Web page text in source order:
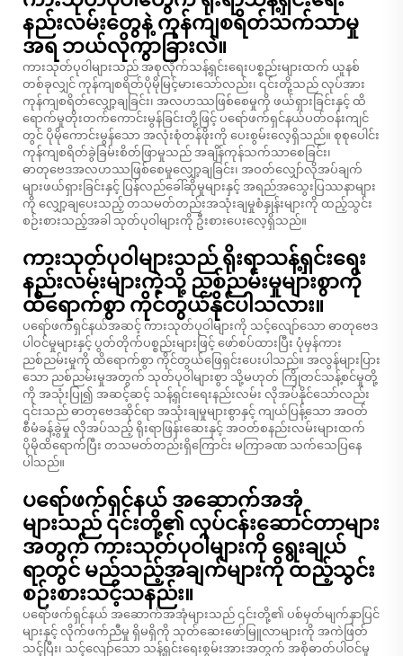
နည်းလမ်းတွေနဲ့ ကုန်ကျစရိတ်သက်သာမှု
အရ ဘယ်လိုကွာခြားလဲ။
ကားသုတ်ပုဝါများသည် အစုလိုက်သန့်ရှင်းရေးပစ္စည်းများထက် ယူနစ်
တစ်ခုလျှင် ကုန်ကျစရိတ်ပိုမိုမြင့်မားသော်လည်း၊ ၎င်းတို့သည် လုပ်အား
ကုန်ကျစရိတ်လျှော့ချခြင်း၊ အလဟဿဖြစ်စေမှုကို ဖယ်ရှားခြင်းနှင့် ထိ
ရောက်မှုတိုးတက်ကောင်းမွန်ခြင်းတို့ဖြင့် ပရော်ဖက်ရှင်နယ်ပတ်ဝန်းကျင်
တွင် ပိုမိုကောင်းမွန်သော အလုံးစုံတန်ဖိုးကို ပေးစွမ်းလေ့ရှိသည်။ စုစုပေါင်း
ကုန်ကျစရိတ်ခွဲခြမ်းစိတ်ဖြာမှုသည် အချိန်ကုန်သက်သာစေခြင်း၊
ဓာတုဗေဒအလဟဿဖြစ်စေမှုလျှော့ချခြင်း၊ အဝတ်လျှော်လိုအပ်ချက်
များဖယ်ရှားခြင်းနှင့် ပြန်လည်ခေါ်ဆိုမှုများနှင့် အရည်အသွေးပြဿနာများ
ကို လျှော့ချပေးသည့် တသမတ်တည်းအသုံးချမှုစံနှုန်းများကို ထည့်သွင်း
စဉ်းစားသည့်အခါ သုတ်ပုဝါများကို ဦးစားပေးလေ့ရှိသည်။
ကားသုတ်ပုဝါများသည် ရိုးရာသန့်ရှင်းရေး
နည်းလမ်းများကဲ့သို့ ညစ်ညမ်းမှုများစွာကို
ထိရောက်စွာ ကိုင်တွယ်နိုင်ပါသလား။
ပရော်ဖက်ရှင်နယ်အဆင့် ကားသုတ်ပုဝါများကို သင့်လျော်သော ဓာတုဗေဒ
ပါဝင်မှုများနှင့် ပွတ်တိုက်ပစ္စည်းများဖြင့် ဖော်စပ်ထားပြီး ပုံမှန်ကား
ညစ်ညမ်းမှုကို ထိရောက်စွာ ကိုင်တွယ်ဖြေရှင်းပေးပါသည်။ အလွန်များပြား
သော ညစ်ညမ်းမှုအတွက် သုတ်ပုဝါများစွာ သို့မဟုတ် ကြိုတင်သန့်စင်မှုတို့
ကို အသုံးပြု၍ အဆင့်ဆင့် သန့်ရှင်းရေးနည်းလမ်း လိုအပ်နိုင်သော်လည်း
၎င်းသည် ဓာတုဗေဒဆိုင်ရာ အသုံးချမှုများစွာနှင့် ကျယ်ပြန့်သော အဝတ်
စီမံခန့်ခွဲမှု လိုအပ်သည့် ရိုးရာဖြန်းဆေးနှင့် အဝတ်စနည်းလမ်းများထက်
ပိုမိုထိရောက်ပြီး တသမတ်တည်းရှိကြောင်း မကြာခဏ သက်သေပြနေ
ပါသည်။
ပရော်ဖက်ရှင်နယ် အဆောက်အအုံ
များသည် ၎င်းတို့၏ လုပ်ငန်းဆောင်တာများ
အတွက် ကားသုတ်ပုဝါများကို ရွေးချယ်
ရာတွင် မည်သည့်အချက်များကို ထည့်သွင်း
စဉ်းစားသင့်သနည်း။
ပရော်ဖက်ရှင်နယ် အဆောက်အအုံများသည် ၎င်းတို့၏ ပစ်မှတ်မျက်နှာပြင်
များနှင့် လိုက်ဖက်ညီမှု ရှိမရှိကို သုတ်ဆေးဖော်မြူလာများကို အကဲဖြတ်
သင့်ပြီး၊ သင့်လျော်သော သန့်ရှင်းရေးစွမ်းအားအတွက် အစိုဓာတ်ပါဝင်မှု